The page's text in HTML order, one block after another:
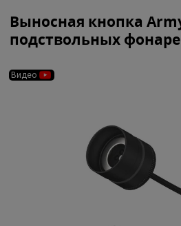
Выносная кнопка
подствольных
Видео